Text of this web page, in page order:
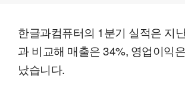
한글과컴퓨터의 1분기 실적은 지
과 비교해 매출은 34%, 영업이익
났습니다.